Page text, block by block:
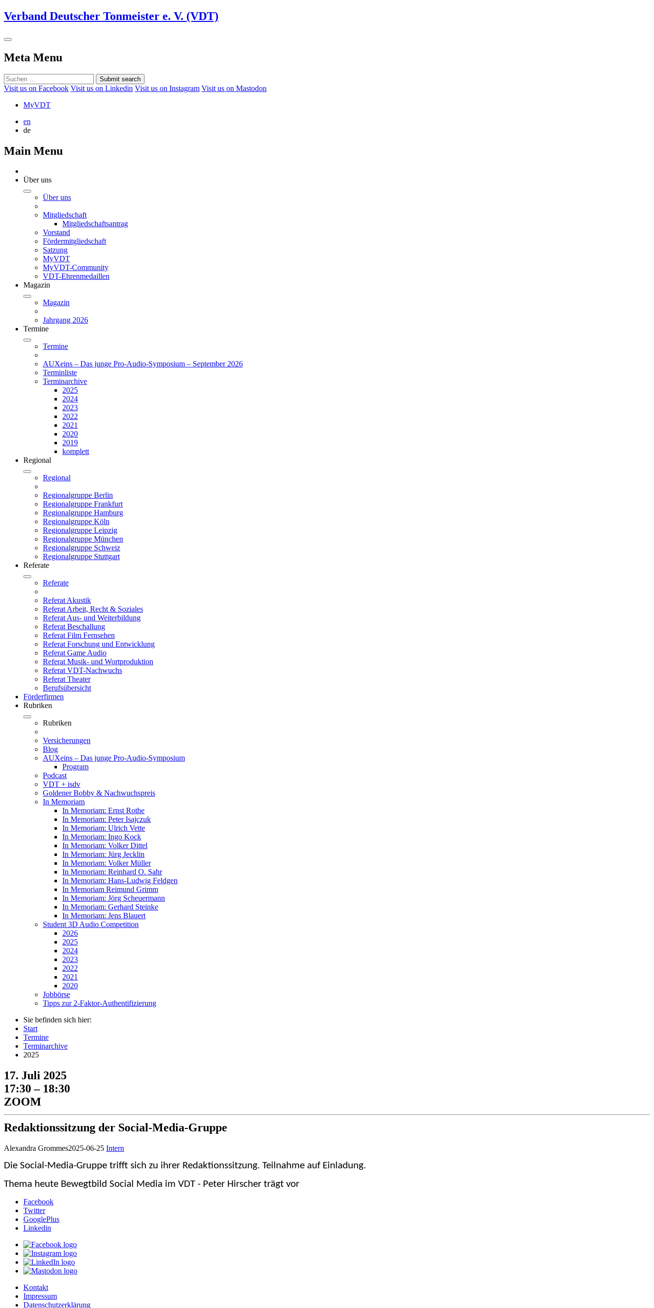
Verband Deutscher Tonmeister e. V. (VDT)
Meta Menu
Submit search
Visit us on Facebook Visit us on Linkedin Visit us on Instagram Visit us on Mastodon
MyVDT
en
de
Main Menu
Über uns
Über uns
Mitgliedschaft
Mitgliedschaftsantrag
Vorstand
Fördermitgliedschaft
Satzung
MyVDT
MyVDT-Community
VDT-Ehrenmedaillen
Magazin
Magazin
Jahrgang 2026
Termine
Termine
AUXeins – Das junge Pro-Audio-Symposium – September 2026
Terminliste
Terminarchive
2025
2024
2023
2022
2021
2020
2019
komplett
Regional
Regional
Regionalgruppe Berlin
Regionalgruppe Frankfurt
Regionalgruppe Hamburg
Regionalgruppe Köln
Regionalgruppe Leipzig
Regionalgruppe München
Regionalgruppe Schweiz
Regionalgruppe Stuttgart
Referate
Referate
Referat Akustik
Referat Arbeit, Recht & Soziales
Referat Aus- und Weiterbildung
Referat Beschallung
Referat Film Fernsehen
Referat Forschung und Entwicklung
Referat Game Audio
Referat Musik- und Wortproduktion
Referat VDT-Nachwuchs
Referat Theater
Berufsübersicht
Förderfirmen
Rubriken
Rubriken
Versicherungen
Blog
AUXeins – Das junge Pro-Audio-Symposium
Program
Podcast
VDT + isdv
Goldener Bobby & Nachwuchspreis
In Memoriam
In Memoriam: Ernst Rothe
In Memoriam: Peter Isajczuk
In Memoriam: Ulrich Vette
In Memoriam: Ingo Kock
In Memoriam: Volker Dittel
In Memoriam: Jürg Jecklin
In Memoriam: Volker Müller
In Memoriam: Reinhard O. Sahr
In Memoriam: Hans-Ludwig Feldgen
In Memoriam Reimund Grimm
In Memoriam: Jörg Scheuermann
In Memoriam: Gerhard Steinke
In Memoriam: Jens Blauert
Student 3D Audio Competition
2026
2025
2024
2023
2022
2021
2020
Jobbörse
Tipps zur 2-Faktor-Authentifizierung
Sie befinden sich hier:
Start
Termine
Terminarchive
2025
17. Juli 2025
17:30 – 18:30
ZOOM
Redaktionssitzung der Social-Media-Gruppe
Alexandra Grommes2025-06-25 Intern
Die Social-Media-Gruppe trifft sich zu ihrer Redaktionssitzung. Teilnahme auf Einladung.
Thema heute Bewegtbild Social Media im VDT - Peter Hirscher trägt vor
Facebook
Twitter
GooglePlus
Linkedin
Kontakt
Impressum
Datenschutzerklärung